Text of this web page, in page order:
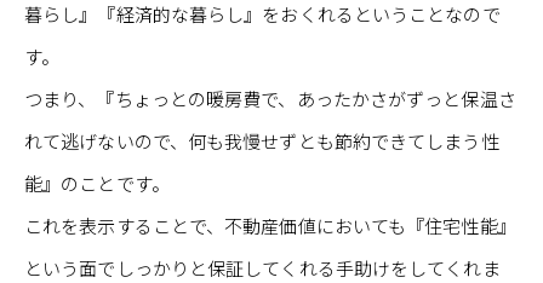
暮らし』『経済的な暮らし』をおくれるということなので
す。
つまり、『ちょっとの暖房費で、あったかさがずっと保温さ
れて逃げないので、何も我慢せずとも節約できてしまう性
能』のことです。
これを表示することで、不動産価値においても『住宅性能』
という面でしっかりと保証してくれる手助けをしてくれま